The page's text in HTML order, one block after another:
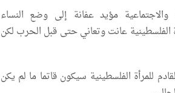
مؤيد عفانة إلى وضع النساء
الفلسطينية عانت وتعاني حتى قبل الحرب لكن
للمرأة الفلسطينية سيكون قاتما ما لم يكن